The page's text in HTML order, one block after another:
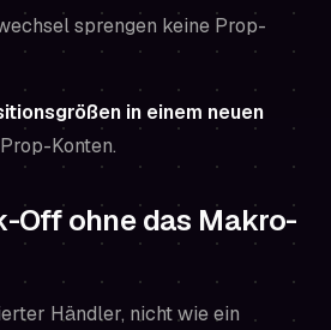
sprengen keine Prop-
in einem neuen
Konten.
Off ohne das Makro-
Händler, nicht wie ein